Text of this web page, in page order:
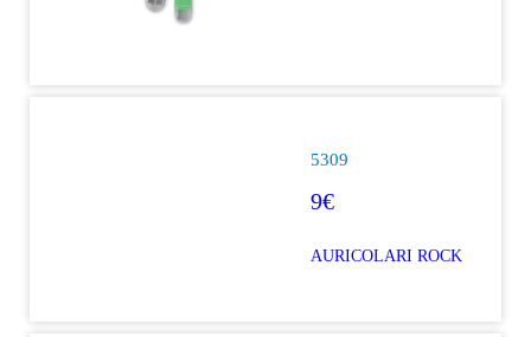
5309
9€
AURICOLARI ROCK